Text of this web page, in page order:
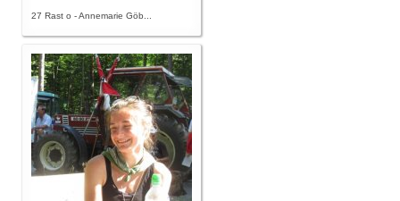
27 Rast o - Annemarie Göb...